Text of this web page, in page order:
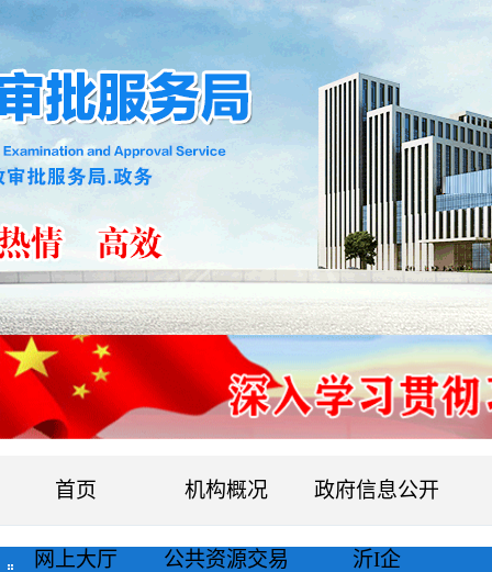
首页 机构概况 政府信息公开
网上大厅 公共资源交易 沂I企